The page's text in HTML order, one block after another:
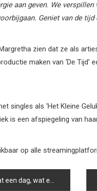
aan geven. We
Geniet van de tijd
zien dat ze als
maken van ‘De
singles als ‘Het Kleine
is een afspiegeling van
op alle
dag, wat een sfeer